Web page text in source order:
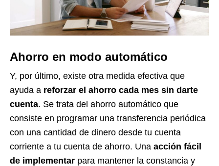
Ahorro en modo automático
Y, por último, existe otra medida efectiva que
ayuda a reforzar el ahorro cada mes sin darte
cuenta. Se trata del ahorro automático que
consiste en programar una transferencia periódica
con una cantidad de dinero desde tu cuenta
corriente a tu cuenta de ahorro. Una acción fácil
de implementar para mantener la constancia y